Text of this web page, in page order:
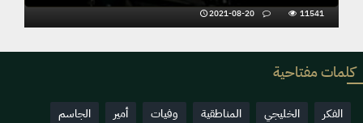
2021-08-20 11541
كلمات مفتاحية
الفكر الخليجي المناطقية وفيات أمير
الجاسم